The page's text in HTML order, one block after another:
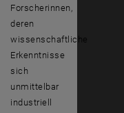
Forscherinnen,
deren
wissenschaftliche
Erkenntnisse
sich
unmittelbar
industriell